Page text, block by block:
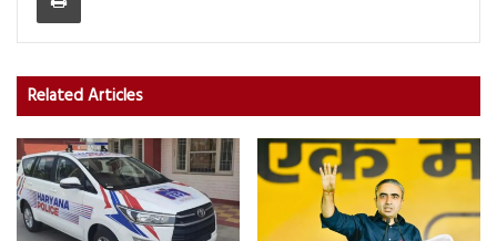
Related Articles